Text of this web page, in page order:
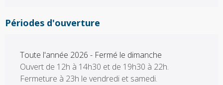
Périodes d'ouverture
Toute l'année 2026 - Fermé le dimanche
Ouvert de 12h à 14h30 et de 19h30 à 22h.
Fermeture à 23h le vendredi et samedi.